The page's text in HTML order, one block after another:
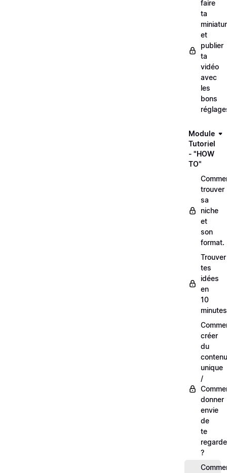
faire
ta
et
publier
ta
vidéo
avec
les
bons
Module
Tutoriel
- "HOW
TO"
trouver
sa
niche
et
son
format.
Trouver
tes
idées
en
10
créer
du
contenu
unique
/
donner
envie
de
te
?